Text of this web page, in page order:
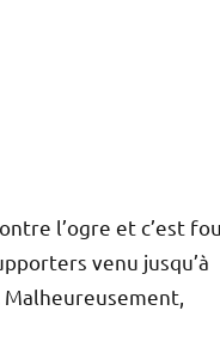
l’ogre et c’est
venu jusqu’à